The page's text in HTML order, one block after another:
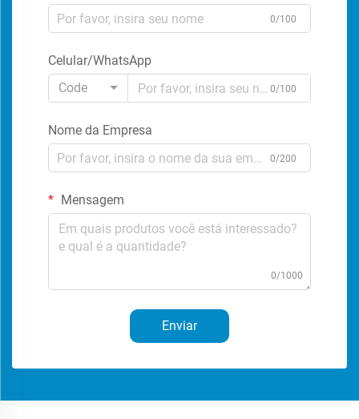
0/100
Celular/WhatsApp
Code
0/100
Nome da Empresa
0/200
Mensagem
0/1000
Enviar